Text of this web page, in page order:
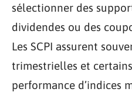
sélectionner des
dividendes ou des
Les SCPI assurent
trimestrielles et
performance d’indices